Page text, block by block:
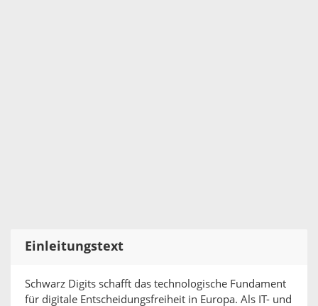
Einleitungstext
Schwarz Digits schafft das technologische Fundament
für digitale Entscheidungsfreiheit in Europa. Als IT- und